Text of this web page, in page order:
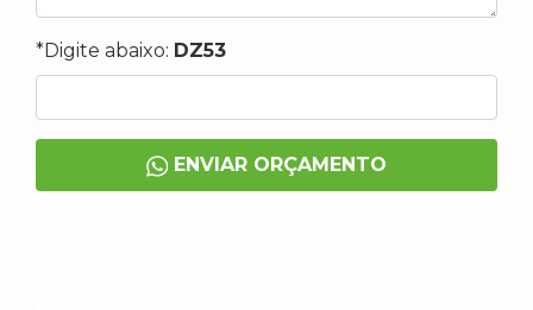
*Digite abaixo: DZ53
ENVIAR ORÇAMENTO